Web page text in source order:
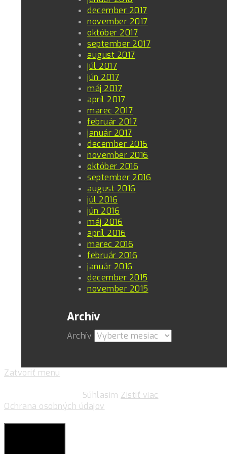
december 2017
november 2017
október 2017
september 2017
august 2017
júl 2017
jún 2017
máj 2017
apríl 2017
marec 2017
február 2017
január 2017
december 2016
november 2016
október 2016
september 2016
august 2016
júl 2016
jún 2016
máj 2016
apríl 2016
marec 2016
február 2016
január 2016
december 2015
november 2015
Archív
Archív
Zatvoriť menu
Súhlasim Zistiť viac
Ochrana osobných údajov